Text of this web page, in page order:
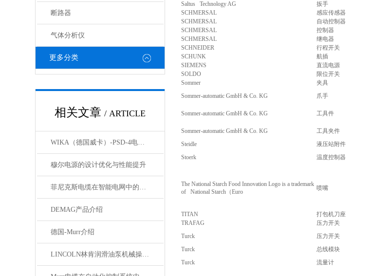
断路器
气体分析仪
更多分类
相关文章 / ARTICLE
WIKA（德国威卡）-PSD-4电子压力开关
穆尔电源的设计优化与性能提升
菲尼克斯电缆在智能电网中的应用
DEMAG产品介绍
德国-Murr介绍
LINCOLN林肯润滑油泵机械操作原理
Saltus Technology AG 扳手
SCHMERSAL
感应传感器
SCHMERSAL
自动控制器
SCHMERSAL
控制器
SCHMERSAL
继电器
SCHNEIDER
行程开关
SCHUNK
航插
SIEMENS
直流电源
SOLDO
限位开关
Sommer
夹具
Sommer-automatic GmbH & Co. KG
爪手
Sommer-automatic GmbH & Co. KG 工具件
Sommer-automatic GmbH & Co. KG 工具夹件
Steidle
液压站附件
Stoerk
温度控制器
The National Starch Food Innovation Logo is a trademark
of National Starch（Euro
喷嘴
TITAN 打包机刀座
TRAFAG
压力开关
Turck
压力开关
Turck
总线模块
Turck
流量计